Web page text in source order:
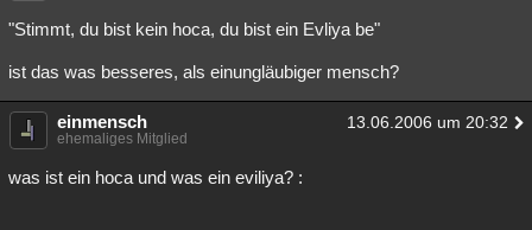
"Stimmt, du bist kein hoca, du bist ein Evliya be"
ist das was besseres, als einungläubiger mensch?
einmensch 13.06.2006 um 20:32
ehemaliges Mitglied
was ist ein hoca und was ein eviliya? :